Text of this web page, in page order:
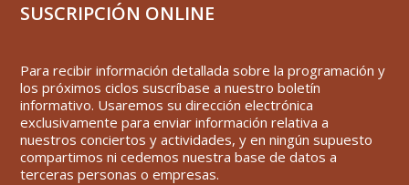
SUSCRIPCIÓN ONLINE
Para recibir información detallada sobre la programación y
los próximos ciclos suscríbase a nuestro boletín
informativo. Usaremos su dirección electrónica
exclusivamente para enviar información relativa a
nuestros conciertos y actividades, y en ningún supuesto
compartimos ni cedemos nuestra base de datos a
terceras personas o empresas.